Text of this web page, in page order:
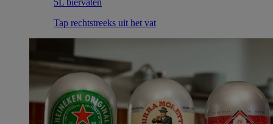
Tap rechtstreeks uit het vat